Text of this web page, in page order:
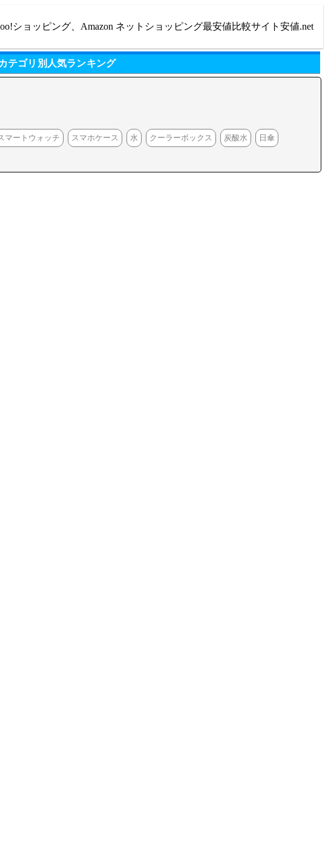
ショッピング、Amazon ネットショッピング最安値比較サイト安値.net
テゴリ別人気ランキング
マートウォッチ スマホケース 水 クーラーボックス 炭酸水 日傘